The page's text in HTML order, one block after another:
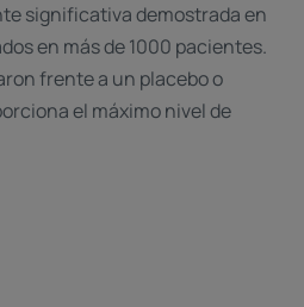
significativa demostrada en
en más de 1000 pacientes.
frente a un placebo o
el máximo nivel de